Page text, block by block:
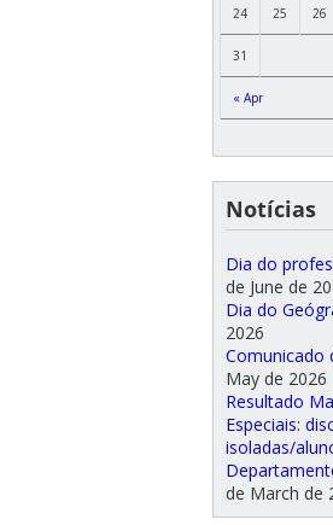
« Apr
24 25 26
31
Notícias
Dia do
de June de
Dia do
2026
Comunicado
May de 2026
Resultado
Especiais:
isoladas/
de March de